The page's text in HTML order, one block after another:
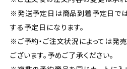
※発送予定日は商品到着予定日では
する予定日になります。
※ご予約・ご注文状況によっては発
ございます。予めご了承ください。